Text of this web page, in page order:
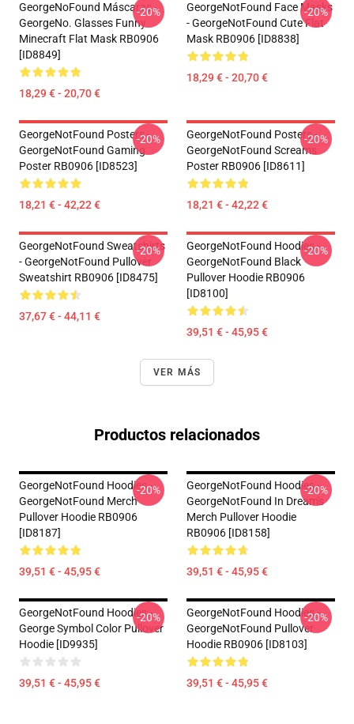
GeorgeNoFound Máscaras -
GeorgeNo. Glasses Funny
Minecraft Flat Mask RB0906
[ID8849]
18,29 € - 20,70 €
-20%
GeorgeNotFound Face Masks
- GeorgeNotFound Cute Flat
Mask RB0906 [ID8838]
18,29 € - 20,70 €
-20%
GeorgeNotFound Posters -
GeorgeNotFound Gaming
Poster RB0906 [ID8523]
18,21 € - 42,22 €
-20%
GeorgeNotFound Posters -
GeorgeNotFound Screams
Poster RB0906 [ID8611]
18,21 € - 42,22 €
-20%
GeorgeNotFound Sweatshirts
- GeorgeNotFound Pullover
Sweatshirt RB0906 [ID8475]
37,67 € - 44,11 €
-20%
GeorgeNotFound Hoodies -
GeorgeNotFound Black
Pullover Hoodie RB0906
[ID8100]
39,51 € - 45,95 €
-20%
VER MÁS
Productos relacionados
GeorgeNotFound Hoodies -
GeorgeNotFound Merch
Pullover Hoodie RB0906
[ID8187]
39,51 € - 45,95 €
-20%
GeorgeNotFound Hoodies -
GeorgeNotFound In Dream's
Merch Pullover Hoodie
RB0906 [ID8158]
39,51 € - 45,95 €
-20%
GeorgeNotFound Hoodies -
George Symbol Color Pullover
Hoodie [ID9935]
39,51 € - 45,95 €
-20%
GeorgeNotFound Hoodies -
GeorgeNotFound Pullover
Hoodie RB0906 [ID8103]
39,51 € - 45,95 €
-20%